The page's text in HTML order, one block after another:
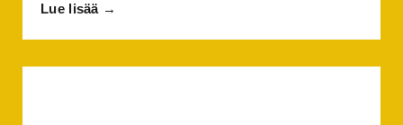
Lue lisää →